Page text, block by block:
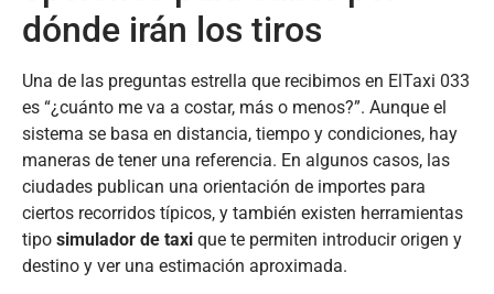
dónde irán los tiros
Una de las preguntas estrella que recibimos en ElTaxi 033
es “¿cuánto me va a costar, más o menos?”. Aunque el
sistema se basa en distancia, tiempo y condiciones, hay
maneras de tener una referencia. En algunos casos, las
ciudades publican una orientación de importes para
ciertos recorridos típicos, y también existen herramientas
tipo simulador de taxi que te permiten introducir origen y
destino y ver una estimación aproximada.